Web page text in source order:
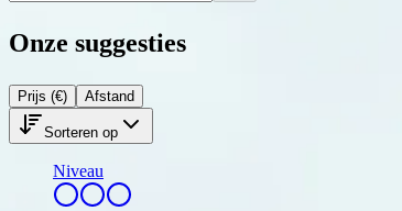
Onze suggesties
Prijs (€) Afstand
Sorteren op
Niveau